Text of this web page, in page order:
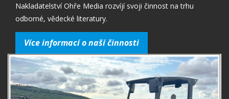
Nakladatelství Ohře Media rozvíjí svoji činnost na trhu
odborné, vědecké literatury.
Více informací o naší činnosti